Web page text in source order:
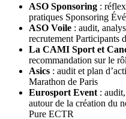
ASO Sponsoring :
pratiques Sponsoring
ASO Voile : audit,
recrutement Participants
La CAMI Sport et
recommandation sur le
Asics : audit et plan
Marathon de Paris
Eurosport Event :
autour de la création du
Pure ECTR